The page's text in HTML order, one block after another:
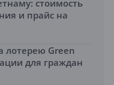
стоимость
и прайс на
лотерею Green
для граждан